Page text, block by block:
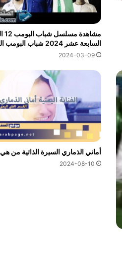
السابعة عشر 2024 شباب البومب الحلقة 18
2024-03-09
أماني الذماري السيرة الذاتية من هي
2024-08-10